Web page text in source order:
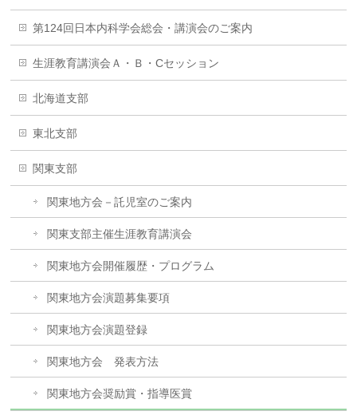
第124回日本内科学会総会・講演会のご案内
生涯教育講演会Ａ・Ｂ・Cセッション
北海道支部
東北支部
関東支部
関東地方会－託児室のご案内
関東支部主催生涯教育講演会
関東地方会開催履歴・プログラム
関東地方会演題募集要項
関東地方会演題登録
関東地方会 発表方法
関東地方会奨励賞・指導医賞